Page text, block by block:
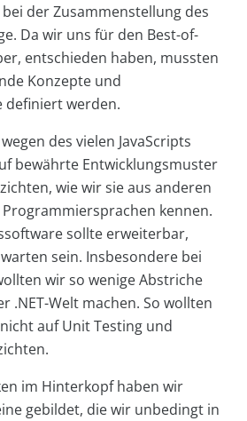
der Zusammenstellung des
Da wir uns für den Best-of-
entschieden haben, mussten
Konzepte und
definiert werden.
des vielen JavaScripts
bewährte Entwicklungsmuster
wie wir sie aus anderen
kennen.
sollte erweiterbar,
sein. Insbesondere bei
wir so wenige Abstriche
.NET-Welt machen. So wollten
auf Unit Testing und
im Hinterkopf haben wir
gebildet, die wir unbedingt in